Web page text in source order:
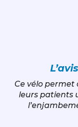
Ce vélo permet
leurs patients